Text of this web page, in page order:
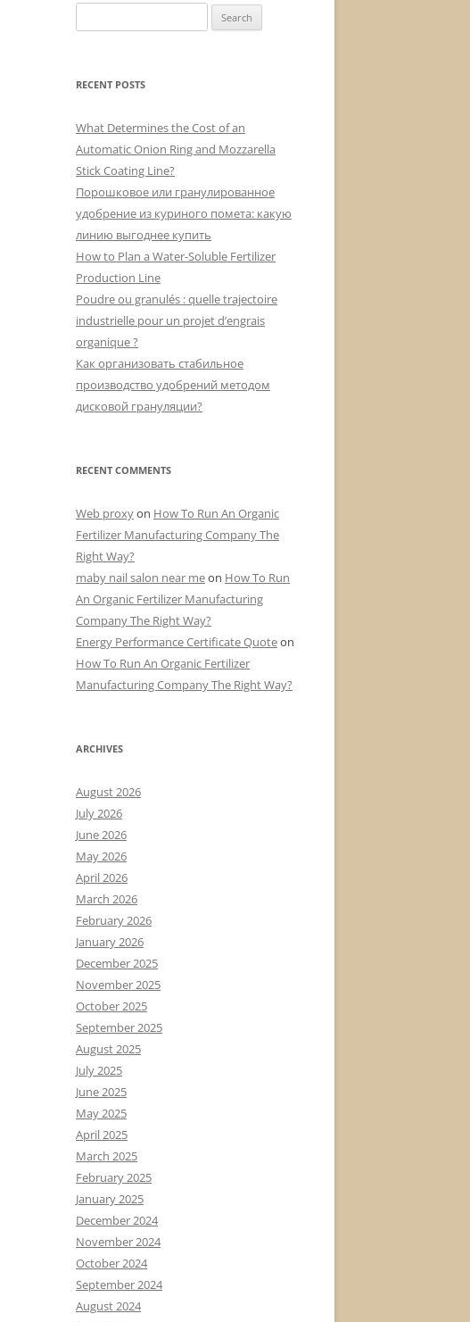
for:
RECENT POSTS
What Determines the Cost of an
Automatic Onion Ring and Mozzarella
Stick Coating Line?
Порошковое или гранулированное
удобрение из куриного помета: какую
линию выгоднее купить
How to Plan a Water-Soluble Fertilizer
Production Line
Poudre ou granulés : quelle trajectoire
industrielle pour un projet d’engrais
organique ?
Как организовать стабильное
производство удобрений методом
дисковой грануляции?
RECENT COMMENTS
Web proxyon How To Run An Organic
Fertilizer Manufacturing Company The
Right Way?
maby nail salon near meon How To Run
An Organic Fertilizer Manufacturing
Company The Right Way?
Energy Performance Certificate Quoteon
How To Run An Organic Fertilizer
Manufacturing Company The Right Way?
ARCHIVES
August 2026
July 2026
June 2026
May 2026
April 2026
March 2026
February 2026
January 2026
December 2025
November 2025
October 2025
September 2025
August 2025
July 2025
June 2025
May 2025
April 2025
March 2025
February 2025
January 2025
December 2024
November 2024
October 2024
September 2024
August 2024